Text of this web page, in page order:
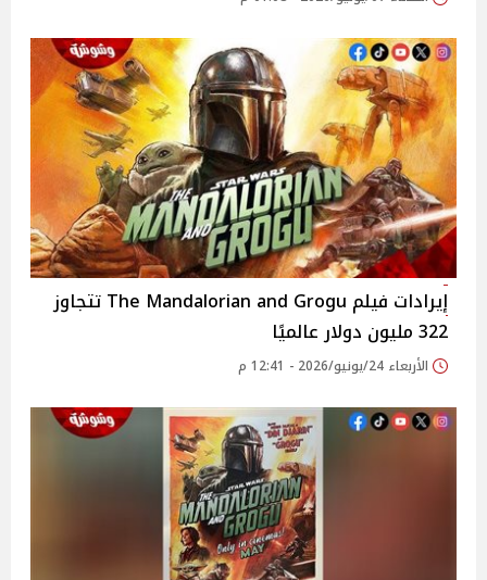
إيرادات فيلم The Mandalorian and Grogu تتجاوز
322 مليون دولار عالميًا
الأربعاء 24/يونيو/2026 - 12:41 م